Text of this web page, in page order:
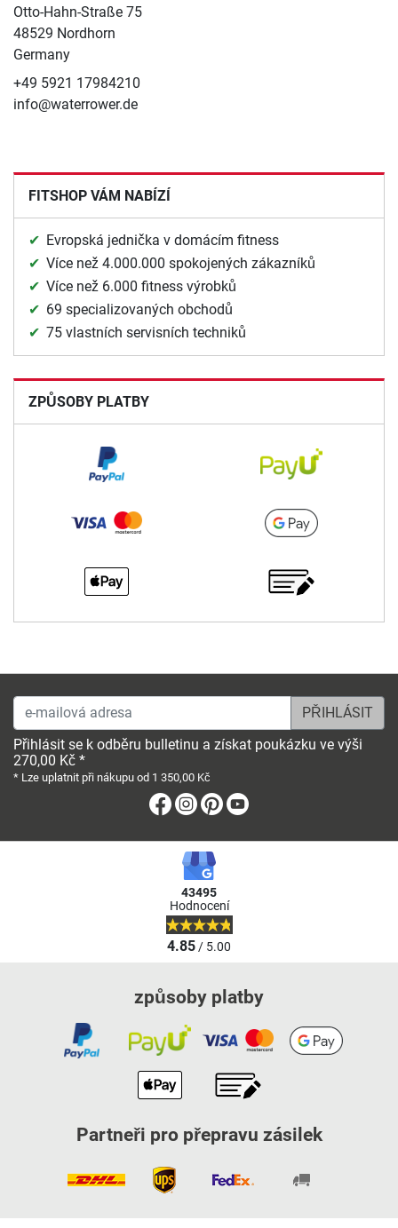
Otto-Hahn-Straße 75
48529 Nordhorn
Germany
+49 5921 17984210
info@waterrower.de
FITSHOP VÁM NABÍZÍ
Evropská jednička v domácím fitness
Více než 4.000.000 spokojených zákazníků
Více než 6.000 fitness výrobků
69 specializovaných obchodů
75 vlastních servisních techniků
ZPŮSOBY PLATBY
e-mailová adresa
Přihlásit se k odběru bulletinu a získat poukázku ve výši
270,00 Kč *
* Lze uplatnit při nákupu od 1 350,00 Kč
Facebook
Instagram
Pinterest
43495
Hodnocení
4.85/ 5.00
způsoby platby
Partneři pro přepravu zásilek